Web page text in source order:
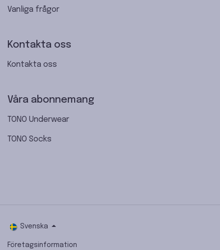
Vanliga frågor
Kontakta oss
Kontakta oss
Våra abonnemang
TONO Underwear
TONO Socks
Svenska
Företagsinformation